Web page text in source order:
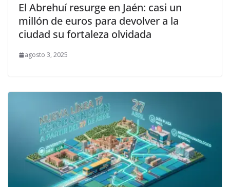
El Abrehuí resurge en Jaén: casi un
millón de euros para devolver a la
ciudad su fortaleza olvidada
agosto 3, 2025